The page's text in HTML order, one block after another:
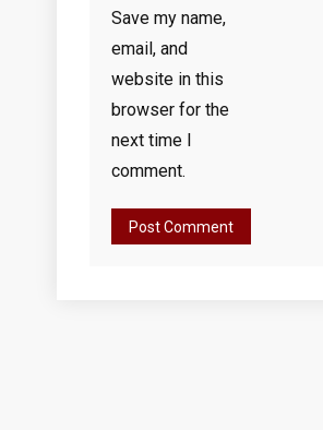
Save my name,
email, and
website in this
browser for the
next time I
comment.